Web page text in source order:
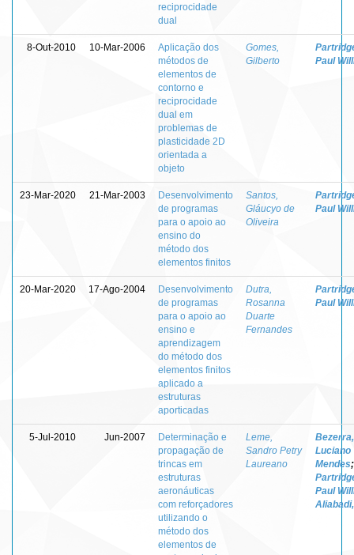
reciprocidade
dual
8-Out-2010 10-Mar-2006
Aplicação dos
métodos de
elementos de
contorno e
reciprocidade
dual em
problemas de
plasticidade 2D
orientada a
objeto
Gomes,
Gilberto
Paul
23-Mar-2020 21-Mar-2003
Desenvolvimento
de programas
para o apoio ao
ensino do
método dos
elementos finitos
Santos,
Gláucyo de
Oliveira
Paul
20-Mar-2020 17-Ago-2004
Desenvolvimento
de programas
para o apoio ao
ensino e
aprendizagem
do método dos
elementos finitos
aplicado a
estruturas
aporticadas
Dutra,
Rosanna
Duarte
Fernandes
Paul
5-Jul-2010 Jun-2007
Determinação e
propagação de
trincas em
estruturas
aeronáuticas
com reforçadores
utilizando o
método dos
elementos de
Leme,
Sandro Petry
Laureano
Bezerra,
Luciano
Mendes;
Paul